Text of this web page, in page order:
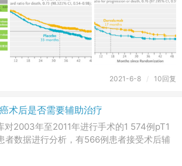
2021-6-8 / 10回复
术后是否需要辅助治疗
对2003年至2011年进行手术的1 574例pT1
者数据进行分析，有566例患者接受术后辅